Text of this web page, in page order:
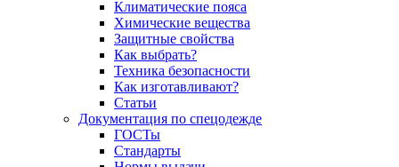
Климатические пояса
Химические вещества
Защитные свойства
Как выбрать?
Техника безопасности
Как изготавливают?
Статьи
Документация по спецодежде
ГОСТы
Cтандарты